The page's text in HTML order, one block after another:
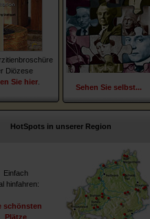
Diözese
Sie hier.
Sehen Sie selbst...
HotSpots in unserer Region
Einfach
hinfahren:
schönsten
Plätze